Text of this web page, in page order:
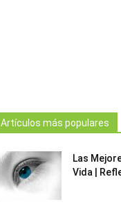
Artículos más populares
Las
Vida |